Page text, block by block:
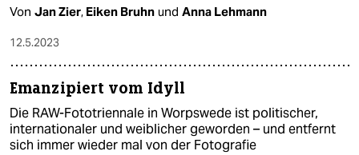
Von Jan Zier, Eiken Bruhn und Anna Lehmann
12.5.2023
Emanzipiert vom Idyll
Die RAW-Fototriennale in Worpswede ist politischer,
internationaler und weiblicher geworden – und entfernt
sich immer wieder mal von der Fotografie